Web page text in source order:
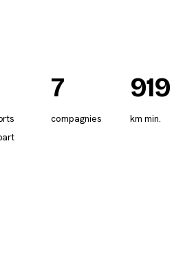
7
compagnies
919
km min.